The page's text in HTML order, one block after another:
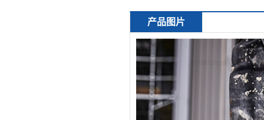
产品图片